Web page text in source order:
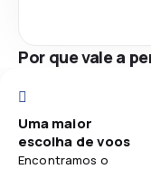
Por que vale a
Uma maior
escolha de voos
Encontramos o